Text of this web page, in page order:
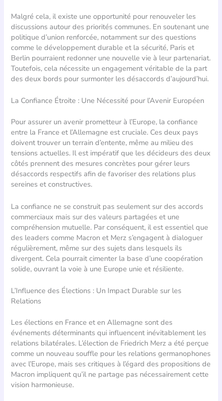
Malgré cela, il existe une opportunité pour renouveler les
discussions autour des priorités communes. En soutenant une
politique d’union renforcée, notamment sur des questions
comme le développement durable et la sécurité, Paris et
Berlin pourraient redonner une nouvelle vie à leur partenariat.
Toutefois, cela nécessite un engagement véritable de la part
des deux bords pour surmonter les désaccords d’aujourd’hui.
La Confiance Étroite : Une Nécessité pour l’Avenir Européen
Pour assurer un avenir prometteur à l’Europe, la confiance
entre la France et l’Allemagne est cruciale. Ces deux pays
doivent trouver un terrain d’entente, même au milieu des
tensions actuelles. Il est impératif que les décideurs des deux
côtés prennent des mesures concrètes pour gérer leurs
désaccords respectifs afin de favoriser des relations plus
sereines et constructives.
La confiance ne se construit pas seulement sur des accords
commerciaux mais sur des valeurs partagées et une
compréhension mutuelle. Par conséquent, il est essentiel que
des leaders comme Macron et Merz s’engagent à dialoguer
régulièrement, même sur des sujets dans lesquels ils
divergent. Cela pourrait cimenter la base d’une coopération
solide, ouvrant la voie à une Europe unie et résiliente.
L’Influence des Élections : Un Impact Durable sur les
Relations
Les élections en France et en Allemagne sont des
événements déterminants qui influencent inévitablement les
relations bilatérales. L’élection de Friedrich Merz a été perçue
comme un nouveau souffle pour les relations germanophones
avec l’Europe, mais ses critiques à l’égard des propositions de
Macron impliquent qu’il ne partage pas nécessairement cette
vision harmonieuse.